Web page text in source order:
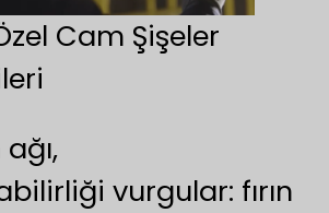
Cam Şişeler
vurgular: fırın